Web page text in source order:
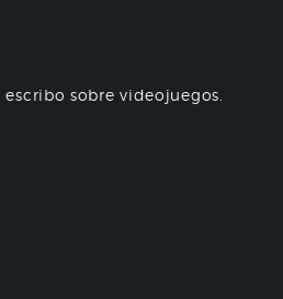
escribo sobre videojuegos.